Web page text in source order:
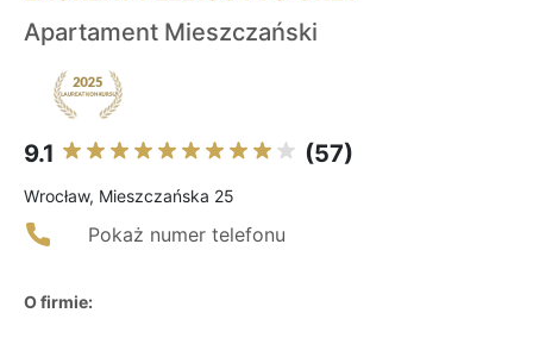
Apartament Mieszczański
9.1 (57)
Wrocław, Mieszczańska 25
Pokaż numer telefonu
O firmie: